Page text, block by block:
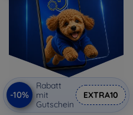
-10%
Rabatt
mit
Gutschein
EXTRA10